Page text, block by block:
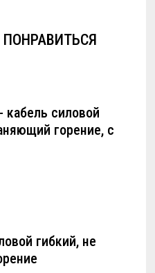
кабель силовой
горение, с
гибкий, не